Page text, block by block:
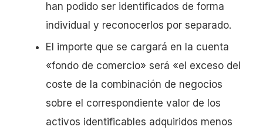
han podido ser identificados de forma
individual y reconocerlos por separado.
El importe que se cargará en la cuenta
«fondo de comercio» será «el exceso del
coste de la combinación de negocios
sobre el correspondiente valor de los
activos identificables adquiridos menos